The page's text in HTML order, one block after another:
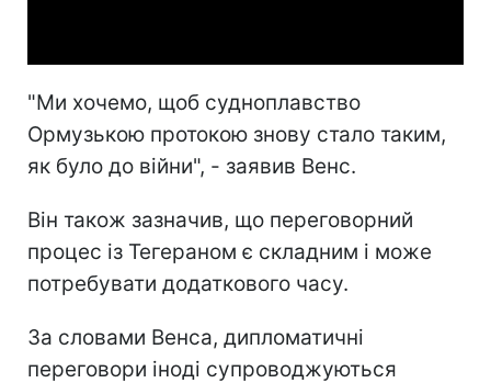
"Ми хочемо, щоб судноплавство
Ормузькою протокою знову стало таким,
як було до війни", - заявив Венс.
Він також зазначив, що переговорний
процес із Тегераном є складним і може
потребувати додаткового часу.
За словами Венса, дипломатичні
переговори іноді супроводжуються